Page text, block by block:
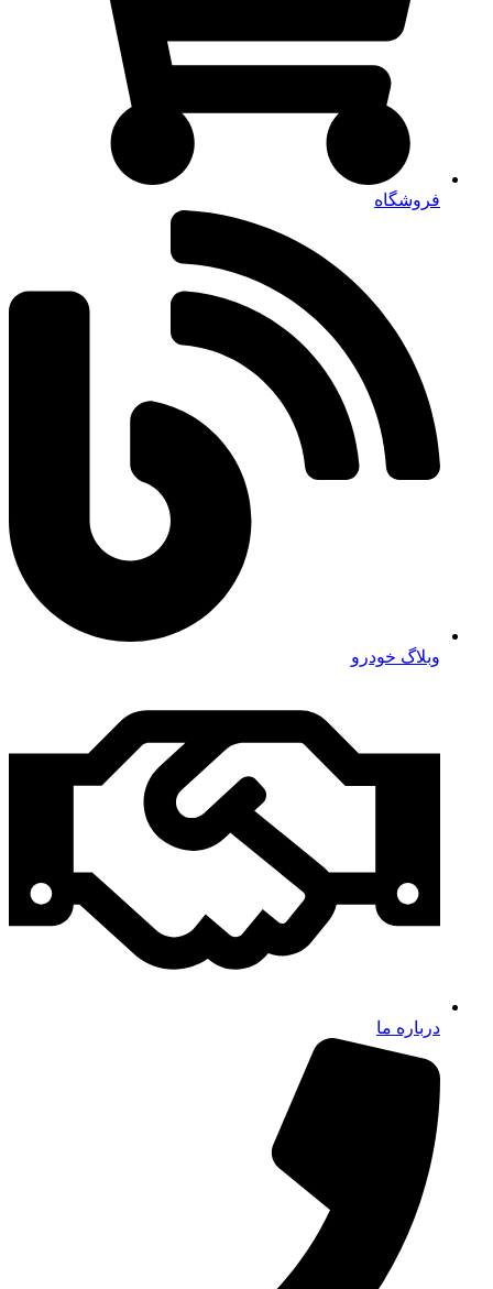
فروشگاه
وبلاگ خودرو
درباره ما